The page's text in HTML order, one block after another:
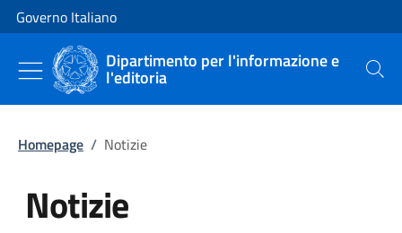
Vai al contenuto
Vai alla navigazione del sito
Governo Italiano
Dipartimento per l'informazione e
l'editoria Cerca
Homepage / Notizie
Notizie